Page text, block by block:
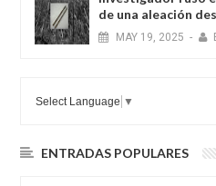
de una aleación
MAY 19, 2025 -
Select Language ▼
ENTRADAS POPULARES